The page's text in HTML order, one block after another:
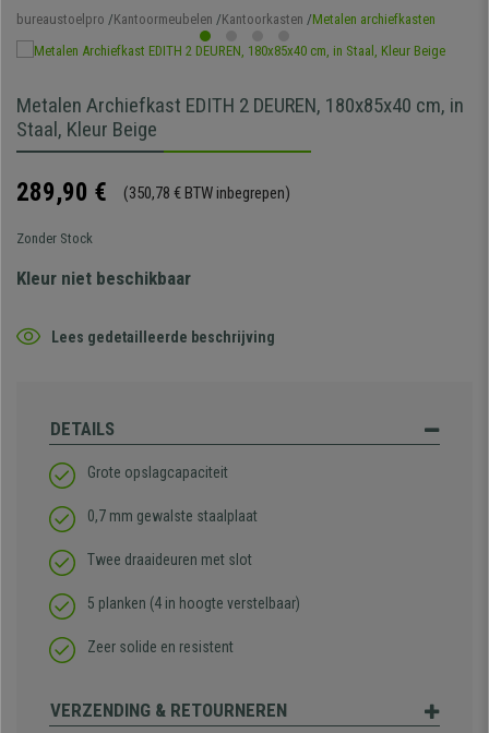
bureaustoelpro Kantoormeubelen Kantoorkasten Metalen archiefkasten
Metalen Archiefkast EDITH 2 DEUREN, 180x85x40 cm, in
Staal, Kleur Beige
289,90 € (350,78 € BTW inbegrepen)
Zonder Stock
Kleur niet beschikbaar
Lees gedetailleerde beschrijving
DETAILS
Grote opslagcapaciteit
0,7 mm gewalste staalplaat
Twee draaideuren met slot
5 planken (4 in hoogte verstelbaar)
Zeer solide en resistent
VERZENDING & RETOURNEREN